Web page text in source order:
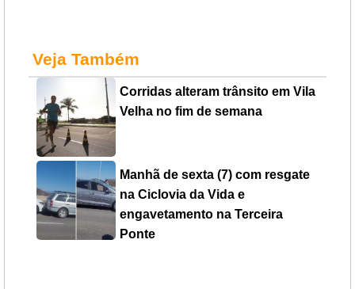
Veja Também
Corridas alteram trânsito em Vila
Velha no fim de semana
Manhã de sexta (7) com resgate
na Ciclovia da Vida e
engavetamento na Terceira
Ponte